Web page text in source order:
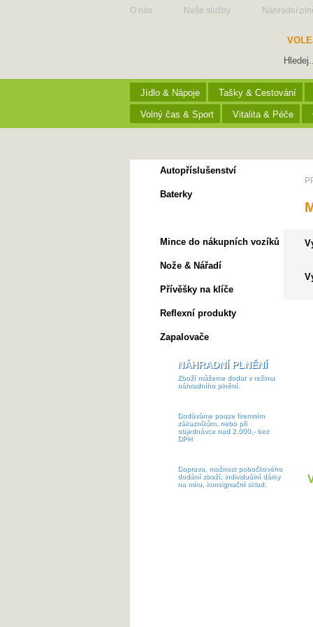
O nás Naše služby Náhradní
Jídlo & Nápoje Tašky & Cestování
Volný čas & Sport Vitalita & Péče
Autopříslušenství
Baterky
Mince do nákupních vozíků
Nože & Nářadí
Přívěšky na klíče
Reflexní produkty
Zapalovače
NÁHRADNÍ PLNĚNÍ
Zboží můžeme dodat v režimu
náhradního plnění.
Dodáváme pouze firemním
zákazníkům, nebo při
objednávce nad 2.000,- bez
DPH
Doprava, možnost pobočkového
dodání zboží, individuální dárky
na míru, konsignační sklad.